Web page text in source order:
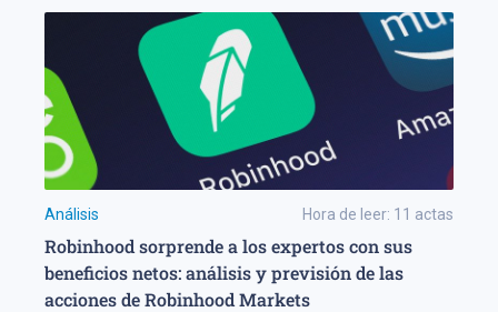
Análisis Hora de leer: 11 actas
Robinhood sorprende a los expertos con sus
beneficios netos: análisis y previsión de las
acciones de Robinhood Markets